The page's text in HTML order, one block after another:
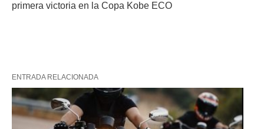
primera victoria en la Copa Kobe ECO
ENTRADA RELACIONADA